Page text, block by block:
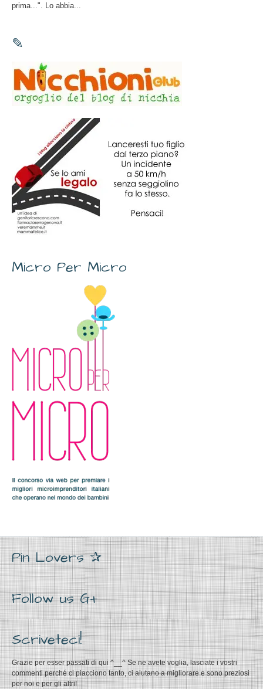
prima...". Lo abbia...
✎
Micro Per Micro
Pin Lovers ✰
Follow us G+
Scriveteci!
Grazie per esser passati di qui ^__^ Se ne avete voglia, lasciate i vostri
commenti perché ci piacciono tanto, ci aiutano a migliorare e sono preziosi
per noi e per gli altri!